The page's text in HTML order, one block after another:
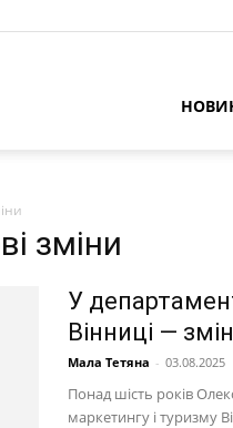
зміни
У
Вінниці —
Мала Тетяна - 03.08.2025
Понад шість років
маркетингу і туризму